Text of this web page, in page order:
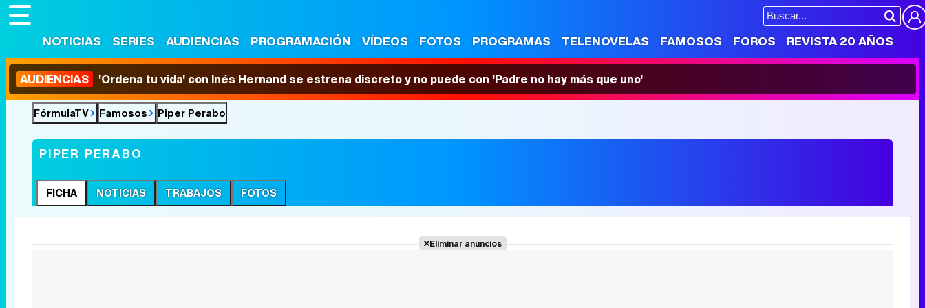
NOTICIAS SERIES AUDIENCIAS PROGRAMACIÓN VÍDEOS FOTOS PROGRAMAS TELENOVELAS FAMOSOS FOROS REVISTA 20 AÑOS
AUDIENCIAS 'Ordena tu vida' con Inés Hernand se estrena discreto y no puede con 'Padre no hay más que uno'
FórmulaTV Famosos Piper Perabo
PIPER PERABO
FICHA NOTICIAS TRABAJOS FOTOS
Eliminar anuncios